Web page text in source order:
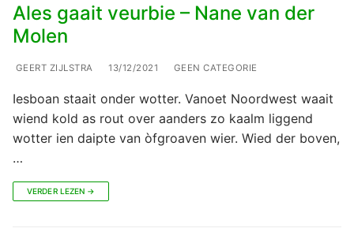
Ales gaait veurbie – Nane van der
Molen
GEERT ZIJLSTRA 13/12/2021 GEEN CATEGORIE
Iesboan staait onder wotter. Vanoet Noordwest waait
wiend kold as rout over aanders zo kaalm liggend
wotter ien daipte van òfgroaven wier. Wied der boven,
…
VERDER LEZEN →